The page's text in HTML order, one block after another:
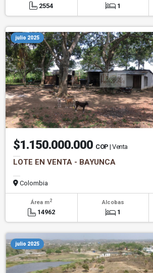
2554 1
julio 2025
$1.150.000.000 COP | Venta
LOTE EN VENTA - BAYUNCA
Colombia
Área m2
14962
Alcobas
1
julio 2025